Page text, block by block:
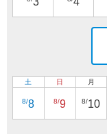
土
8/8
日
8/9
月
8/10